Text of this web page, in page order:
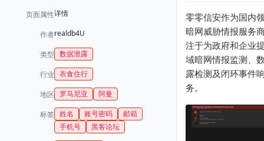
页面属性详情
作者realdb4U
类型 数据泄露
行业 衣食住行
地区 罗马尼亚 阿曼
标签 姓名 账号密码
邮箱
手机号
黑客论坛
零零信安作为国内
暗网威胁情报服务
注于为政府和企业
域暗网情报监测、
露检测及闭环事件
务。